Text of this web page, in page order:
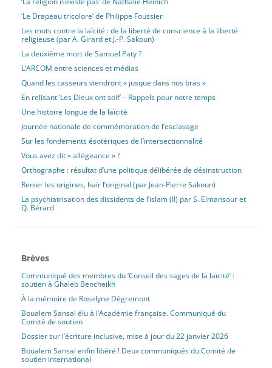
‘Le Drapeau tricolore’ de Philippe Foussier
Les mots contre la laïcité : de la liberté de conscience à la liberté
religieuse (par A. Girard et J.-P. Sakoun)
La deuxième mort de Samuel Paty ?
L’ARCOM entre sciences et médias
Quand les casseurs viendront « jusque dans nos bras »
En relisant ‘Les Dieux ont soif’ – Rappels pour notre temps
Une histoire longue de la laïcité
Journée nationale de commémoration de l’esclavage
Sur les fondements ésotériques de l’intersectionnalité
Vous avez dit « allégeance » ?
Orthographe : résultat d’une politique délibérée de désinstruction
Renier les origines, haïr l’original (par Jean-Pierre Sakoun)
La psychiatrisation des dissidents de l’islam (II) par S. Elmansour et
Q. Bérard
Brèves
Communiqué des membres du ‘Conseil des sages de la laïcité’ :
soutien à Ghaleb Bencheikh
À la mémoire de Roselyne Dégremont
Boualem Sansal élu à l’Académie française. Communiqué du
Comité de soutien
Dossier sur l’écriture inclusive, mise à jour du 22 janvier 2026
Boualem Sansal enfin libéré ! Deux communiqués du Comité de
soutien international